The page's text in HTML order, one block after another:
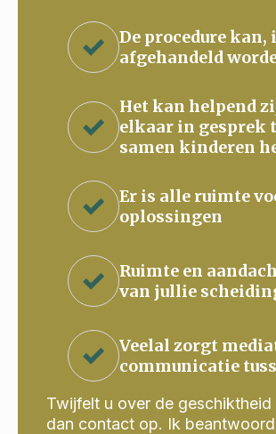
De procedure
afgehandeld
Het kan helpend
elkaar in gesprek
samen kinderen
Er is alle ruimte
oplossingen
Ruimte en
van jullie
Veelal zorgt
communicatie
Twijfelt u over de
dan contact op. Ik